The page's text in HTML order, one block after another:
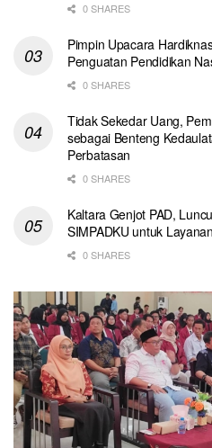
0 SHARES
Pimpin Upacara
Penguatan Pendidikan
0 SHARES
Tidak Sekedar Uang,
sebagai Benteng
Perbatasan
0 SHARES
Kaltara Genjot PAD,
SIMPADKU untuk
0 SHARES